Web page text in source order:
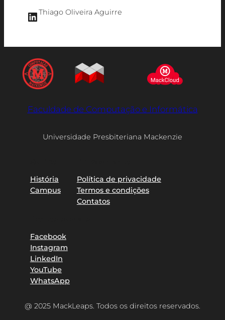
LinkedIn Thiago Oliveira Aguirre
Faculdade de Computação e Informática
Universidade Presbiteriana Mackenzie
História
Campus
Política de privacidade
Termos e condições
Contatos
Facebook
Instagram
LinkedIn
YouTube
WhatsApp
@ 2025 MackLeaps. Todos os direitos reservados.